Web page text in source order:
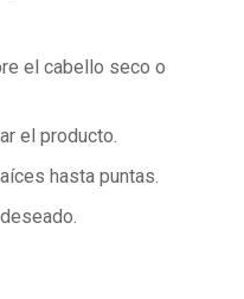
el cabello seco o
el producto.
hasta puntas.